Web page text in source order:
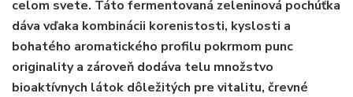
celom svete. Táto fermentovaná zeleninová pochúťka
dáva vďaka kombinácii korenistosti, kyslosti a
bohatého aromatického profilu pokrmom punc
originality a zároveň dodáva telu množstvo
bioaktívnych látok dôležitých pre vitalitu, črevné